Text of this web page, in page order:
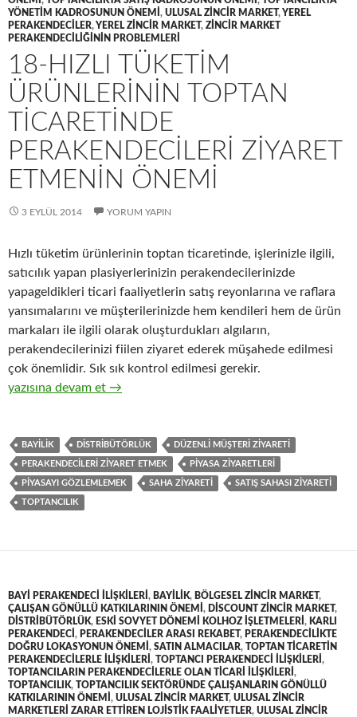
YÖNETIM KADROSUNUN ÖNEMI , ULUSAL ZINCIR MARKET,YEREL
PERAKENDECILER,YEREL ZINCIR MARKET, ZINCIR MARKET
PERAKENDECILIĞININ PROBLEMLERI
18-HIZLI TÜKETIM
ÜRÜNLERININ TOPTAN
TICARETINDE
PERAKENDECILERI ZIYARET
ETMENIN ÖNEMI
3 EYLÜL 2014 YORUM YAPIN
Hızlı tüketim ürünlerinin toptan ticaretinde, işlerinizle ilgili,
satıcılık yapan plasiyerlerinizin perakendecilerinizde
yapageldikleri ticari faaliyetlerin satış reyonlarına ve raflara
yansımalarını ve müşterilerinizde hem kendileri hem de ürün
markaları ile ilgili olarak oluşturdukları algıların,
perakendecilerinizi fiilen ziyaret ederek müşahede edilmesi
çok önemlidir. Sık sık kontrol edilmesi gerekir.
18-Hızlı tüketim ürünlerinin toptan ticaretinde
yazısına devam et →
BAYILIK DISTRIBÜTÖRLÜK DÜZENLI MÜŞTERI ZIYARETI
PERAKENDECILERI ZIYARET ETMEK PIYASA ZIYARETLERI
PIYASAYI GÖZLEMLEMEK SAHA ZIYARETI SATIŞ SAHASI ZIYARETI
TOPTANCILIK
BAYI PERAKENDECI ILIŞKILERI , BAYILIK, BÖLGESEL ZINCIR MARKET,
ÇALIŞAN GÖNÜLLÜ KATKILARININ ÖNEMI , DISCOUNT ZINCIR MARKET,
DISTRIBÜTÖRLÜK, ESKI SOVYET DÖNEMI KOLHOZ IŞLETMELERI , KARLI
PERAKENDECI , PERAKENDECILER ARASI REKABET, PERAKENDECILIKTE
DOĞRU LOKASYONUN ÖNEMI , SATIN ALMACILAR, TOPTAN TICARETIN
PERAKENDECILERLE ILIŞKILERI , TOPTANCI PERAKENDECI ILIŞKILERI ,
TOPTANCILARIN PERAKENDECILERLE OLAN TICARI ILIŞKILERI ,
TOPTANCILIK, TOPTANCILIK SEKTÖRÜNDE ÇALIŞANLARIN GÖNÜLLÜ
KATKILARININ ÖNEMI , ULUSAL ZINCIR MARKET, ULUSAL ZINCIR
MARKETLERI ZARAR ETTIREN LOJISTIK FAALIYETLER, ULUSAL ZINCIR